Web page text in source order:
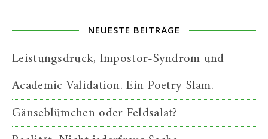
NEUESTE BEITRÄGE
Leistungsdruck, Impostor-Syndrom und
Academic Validation. Ein Poetry Slam.
Gänseblümchen oder Feldsalat?